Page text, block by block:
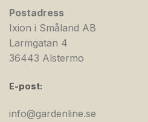
Postadress
Ixion i Småland AB
Larmgatan 4
36443 Alstermo
E-post:
info@gardenline.se